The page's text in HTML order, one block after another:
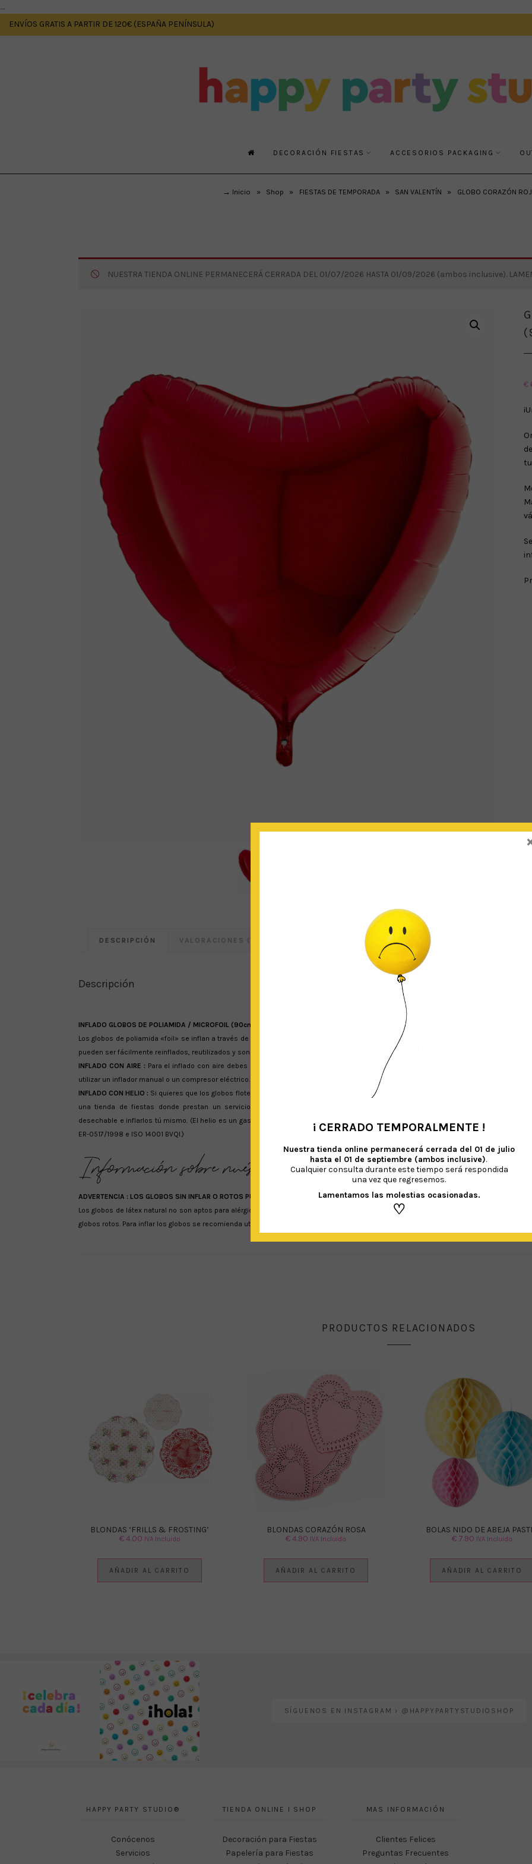
....
ENVÍOS GRATIS A PARTIR DE 120€ (ESPAÑA PENÍNSULA)
DECORACIÓN FIESTAS ACCESORIOS PACKAGING
→ Inicio » Shop » FIESTAS DE TEMPORADA » SAN VALENTÍN » GLOBO CORAZÓN
NUESTRA TIENDA ONLINE PERMANECERÁ CERRADA DEL 01/07/2026 HASTA 01/09/2026 (ambos inclusive).
€
DESCRIPCIÓN VALORACIONES (0)
Descripción
INFLADO GLOBOS DE POLIAMIDA / MICROFOIL (90cm) : Se pueden inflar con AIRE (no flotan) o con HELIO (flotan en el aire)
Los globos de poliamida «foil» se inflan a través de una válvula estrecha y tienen un mecanismo de cierre automático (auto-sellado).
pueden ser fácilmente reinflados, reutilizados y son reciclables.
INFLADO CON AIRE : Para el inflado con aire debes introducir una pajita estrecha en la válvula del globo para auxiliar el inflado y
utilizar un inflador manual o un compresor eléctrico. Para sellarlo debes presionar la parte inferior del globo (válvula de cierre) por donde
INFLADO CON HELIO : Si quieres que los globos floten en el aire, deberás de rellenarlos con helio. Para el inflado con helio es importante
una tienda de fiestas donde prestan un servicio de hinchado con helio (el precio del hinchado depende del tipo de globo y
desechable e inflarlos tú mismo. (El helio es un gas incoloro, inodoro e inerte, el que no reacciona con ninguna sustancia y su uso se
ER-0517/1998 e ISO 14001 BVQI.)
ADVERTENCIA : LOS GLOBOS SIN INFLAR O ROTOS PUEDEN PROVOCAR AHOGO O ASFIXIA EN LOS NIÑOS MENORES DE 8 AÑOS.
Es
Los globos de látex natural no son aptos para alérgicos al látex y a sus derivados. Recomendamos mantener los globos sin hinchar
globos rotos. Para inflar los globos se recomienda utilizar siempre un inflador.
PRODUCTOS RELACIONADOS
BLONDAS ‘FRILLS & FROSTING’
€4.00 IVA Incluido
AÑADIR AL CARRITO
BLONDAS CORAZÓN ROSA
€4.90 IVA Incluido
AÑADIR AL CARRITO
BOLAS NIDO DE ABEJA
€ 7.90 IVA Incluido
AÑADIR AL CARRITO
SÍGUENOS EN INSTAGRAM › @HAPPYPARTYSTUDIOSHOP
HAPPY PARTY STUDIO®
Conócenos
Servicios
TIENDA ONLINE I SHOP
Decoración para Fiestas
Papelería para Fiestas
MAS INFORMACIÓN
Clientes Felices
Preguntas Frecuentes
¡ CERRADO TEMPORALMENTE !
Nuestra tienda online permanecerá cerrada del 01 de julio
hasta el 01 de septiembre (ambos inclusive).
Cualquier consulta durante este tiempo será respondida
una vez que regresemos.
Lamentamos las molestias ocasionadas.
♡